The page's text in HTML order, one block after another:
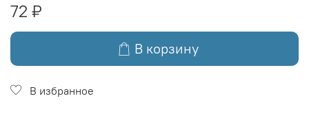
72 ₽
В корзину
В избранное